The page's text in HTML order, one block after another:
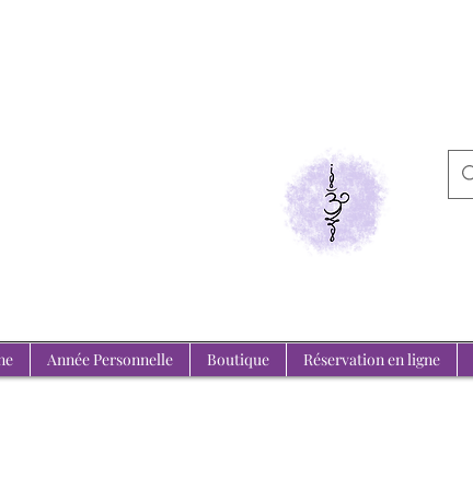
Année Personnelle Boutique Réservation en ligne